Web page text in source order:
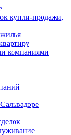
купли-продажи,
компаниями